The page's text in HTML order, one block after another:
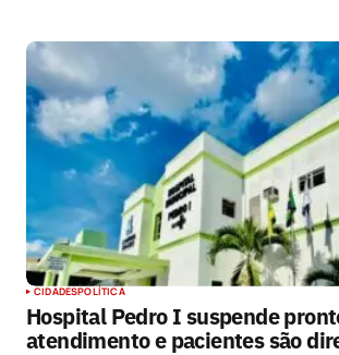
CIDADESPOLÍTICA
Hospital Pedro I suspende
atendimento e pacientes são